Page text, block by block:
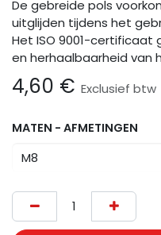
De gebreide pols
uitglijden tijdens het
Het ISO 9001-
en herhaalbaarheid van
4,60 € Exclusief btw
MATEN - AFMETINGEN